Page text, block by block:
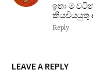
ඉතා ම
කියවියයුතු
Reply
LEAVE A REPLY